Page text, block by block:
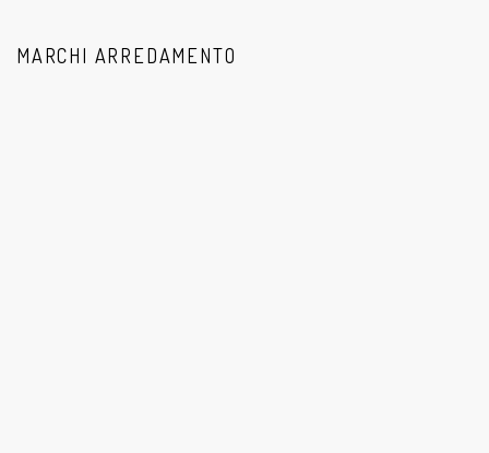
MARCHI ARREDAMENTO